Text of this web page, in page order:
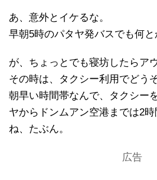
あ、意外とイケるな。
早朝5時のパタヤ発バスでも何と
が、ちょっとでも寝坊したらア
その時は、タクシー利用でどうぞ
朝早い時間帯なんで、タクシー
ヤからドンムアン空港までは2
ね、たぶん。
広告